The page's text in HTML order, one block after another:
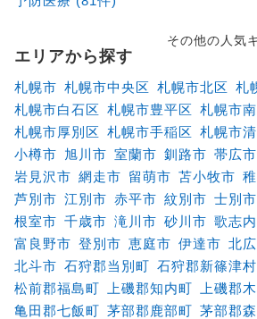
その他の人気
エリアから探す
札幌市 札幌市中央区 札幌市北区 札
札幌市白石区 札幌市豊平区 札幌市
札幌市厚別区 札幌市手稲区 札幌市
小樽市 旭川市 室蘭市 釧路市 帯広市
岩見沢市 網走市 留萌市 苫小牧市
芦別市 江別市 赤平市 紋別市 士別市
根室市 千歳市 滝川市 砂川市 歌志
富良野市 登別市 恵庭市 伊達市 北
北斗市 石狩郡当別町 石狩郡新篠津村
松前郡福島町
上磯郡知内町
上磯郡
亀田郡七飯町 茅部郡鹿部町 茅部郡